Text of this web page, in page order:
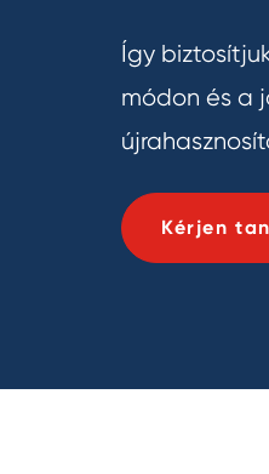
Így
módon és a
Kérjen